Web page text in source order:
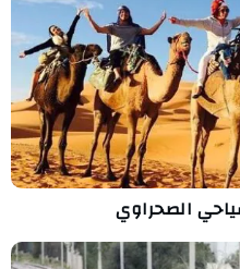
الصحراوي